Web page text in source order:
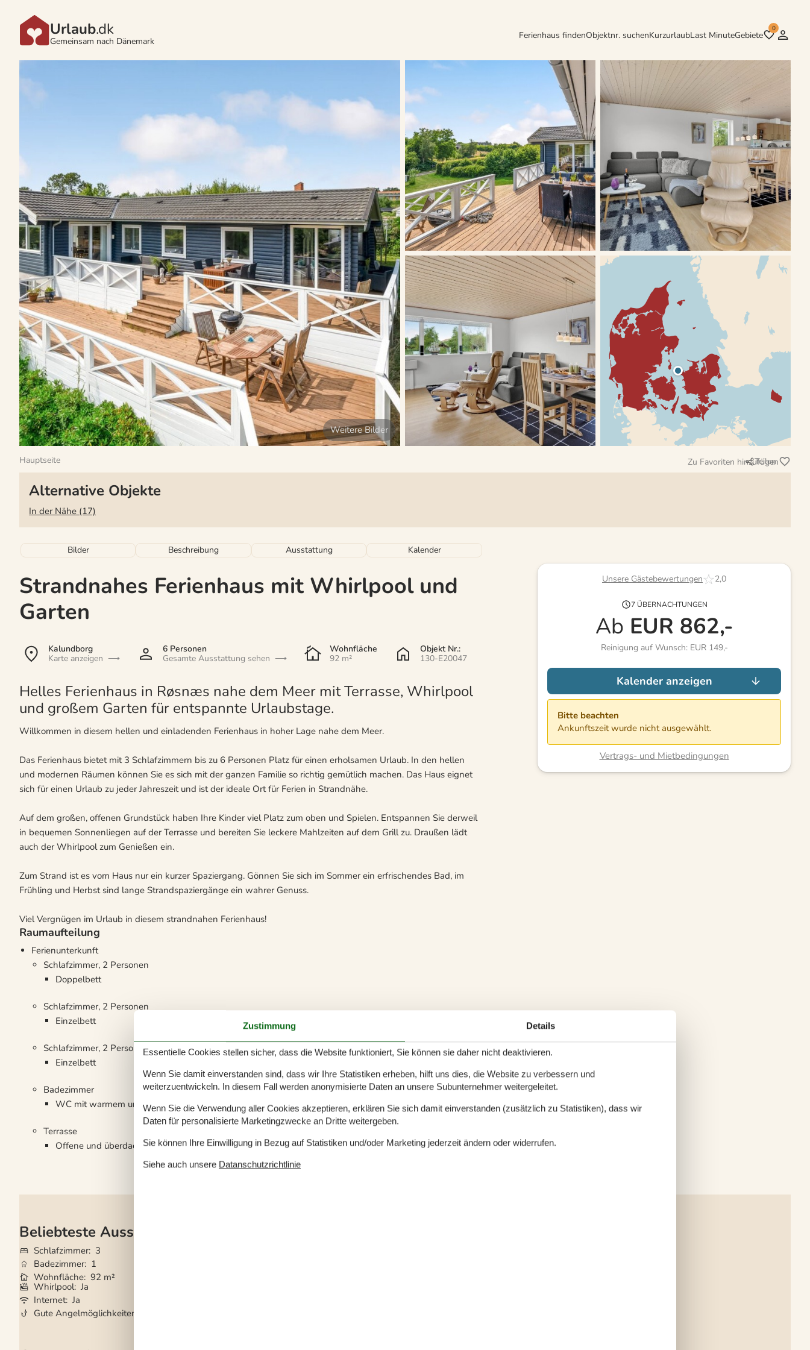
Urlaub.dk
Gemeinsam nach Dänemark
Ferienhaus findenObjektnr. suchenKurzurlaubLast MinuteGebiete
0
Hauptseite Zu Favoriten hinzufügen
Teilen
Alternative Objekte
In der Nähe (17)
Bilder Beschreibung Ausstattung Kalender
Strandnahes Ferienhaus mit Whirlpool und
Garten
Kalundborg
Karte anzeigen
6 Personen
Gesamte Ausstattung sehen
Wohnfläche
92 m²
Objekt Nr.:
130-E20047
Helles Ferienhaus in Røsnæs nahe dem Meer mit Terrasse, Whirlpool
und großem Garten für entspannte Urlaubstage.
Willkommen in diesem hellen und einladenden Ferienhaus in hoher Lage nahe dem Meer.
Das Ferienhaus bietet mit 3 Schlafzimmern bis zu 6 Personen Platz für einen erholsamen Urlaub. In den hellen
und modernen Räumen können Sie es sich mit der ganzen Familie so richtig gemütlich machen. Das Haus eignet
sich für einen Urlaub zu jeder Jahreszeit und ist der ideale Ort für Ferien in Strandnähe.
Auf dem großen, offenen Grundstück haben Ihre Kinder viel Platz zum oben und Spielen. Entspannen Sie derweil
in bequemen Sonnenliegen auf der Terrasse und bereiten Sie leckere Mahlzeiten auf dem Grill zu. Draußen lädt
auch der Whirlpool zum Genießen ein.
Zum Strand ist es vom Haus nur ein kurzer Spaziergang. Gönnen Sie sich im Sommer ein erfrischendes Bad, im
Frühling und Herbst sind lange Strandspaziergänge ein wahrer Genuss.
Viel Vergnügen im Urlaub in diesem strandnahen Ferienhaus!
Raumaufteilung
Ferienunterkunft
Schlafzimmer, 2 Personen
Doppelbett
Schlafzimmer, 2 Personen
Einzelbett
Schlafzimmer, 2 Personen
Einzelbett
Badezimmer
WC mit warmem und kaltem Wasser, Dusche
Terrasse
Offene und überdachte Terrasse
Beliebteste Ausstattungen
Schlafzimmer 3
Badezimmer 1
Wohnfläche 92 m²
Whirlpool Ja
Internet Ja
Gute Angelmöglichkeiten
Unsere Gästebewertungen 2,0
7 ÜBERNACHTUNGEN
Ab EUR 862,-
Reinigung auf Wunsch: EUR 149,-
Kalender anzeigen
Bitte beachten
Ankunftszeit wurde nicht ausgewählt.
Vertrags- und Mietbedingungen
Zustimmung Details
Essentielle Cookies stellen sicher, dass die Website funktioniert, Sie können sie daher nicht deaktivieren.
Wenn Sie damit einverstanden sind, dass wir Ihre Statistiken erheben, hilft uns dies, die Website zu verbessern und
weiterzuentwickeln. In diesem Fall werden anonymisierte Daten an unsere Subunternehmer weitergeleitet.
Wenn Sie die Verwendung aller Cookies akzeptieren, erklären Sie sich damit einverstanden (zusätzlich zu Statistiken), dass wir
Daten für personalisierte Marketingzwecke an Dritte weitergeben.
Sie können Ihre Einwilligung in Bezug auf Statistiken und/oder Marketing jederzeit ändern oder widerrufen.
Siehe auch unsere Datanschutzrichtlinie